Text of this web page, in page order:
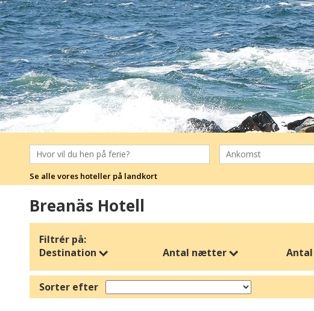
Se alle vores hoteller på landkort
Breanäs Hotell
Filtrér på:
Destination
Antal nætter
Sorter efter